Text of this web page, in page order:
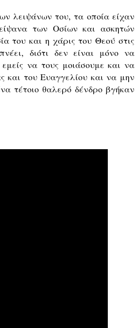
λειψάνων του, τα οποία είχαν
των Οσίων και ασκητών
του και η χάρις του Θεού στις
διότι δεν είναι μόνο να
να τους μοιάσουμε και να
και του Ευαγγελίου και να μην
τέτοιο θαλερό δένδρο βγήκαν